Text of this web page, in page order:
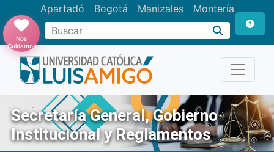
Apartadó Bogotá Manizales Montería
Buscar
Nos
Cuidamos
Secretaría General, Gobierno
Institucional y Reglamentos